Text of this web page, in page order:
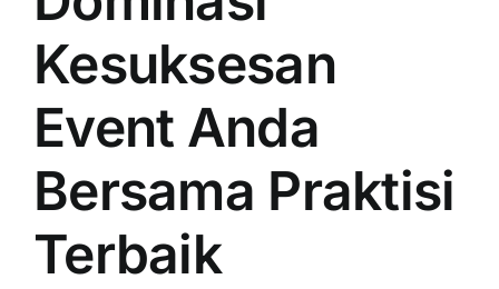
Kesuksesan
Event Anda
Bersama Praktisi
Terbaik